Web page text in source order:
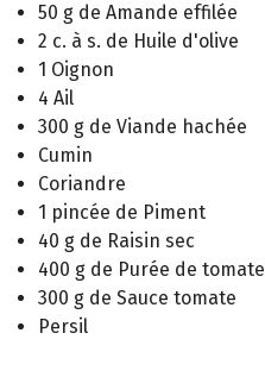
50 g de Amande effilée
2 c. à s. de Huile d'olive
1 Oignon
4 Ail
300 g de Viande hachée
Cumin
Coriandre
1 pincée de Piment
40 g de Raisin sec
400 g de Purée de tomate
300 g de Sauce tomate
Persil